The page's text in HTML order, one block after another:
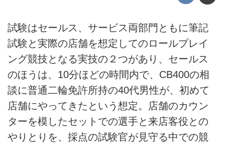
試験はセールス、サービス両部門ともに筆記
試験と実際の店舗を想定してのロールプレイ
ング競技となる実技の２つがあり、セールス
のほうは、10分ほどの時間内で、CB400の相
談に普通二輪免許所持の40代男性が、初めて
店舗にやってきたという想定。店舗のカウン
ターを模したセットでの選手と来店客役との
やりとりを、採点の試験官が見守る中での競